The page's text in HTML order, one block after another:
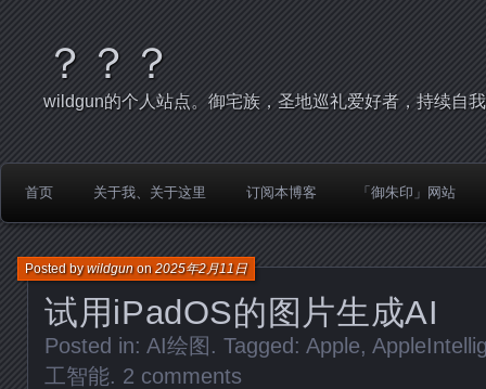
？？？
wildgun的个人站点。御宅族，圣地巡礼爱好者，持续自
首页 关于我、关于这里 订阅本博客 「御朱印」网站
试用iPadOS的图片生成AI
Posted bywildgunon2025年2月11日
Posted in: AI绘图 . Tagged: Apple,
工智能. 2 comments